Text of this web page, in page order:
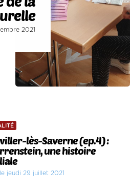
2021
lès-Saverne (ep.4) :
une histoire
jeudi 29 juillet 2021